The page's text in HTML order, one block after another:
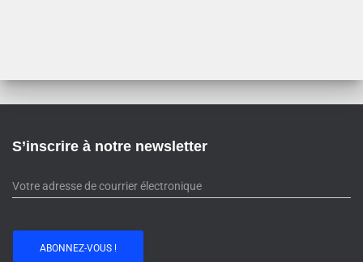
S’inscrire à notre newsletter